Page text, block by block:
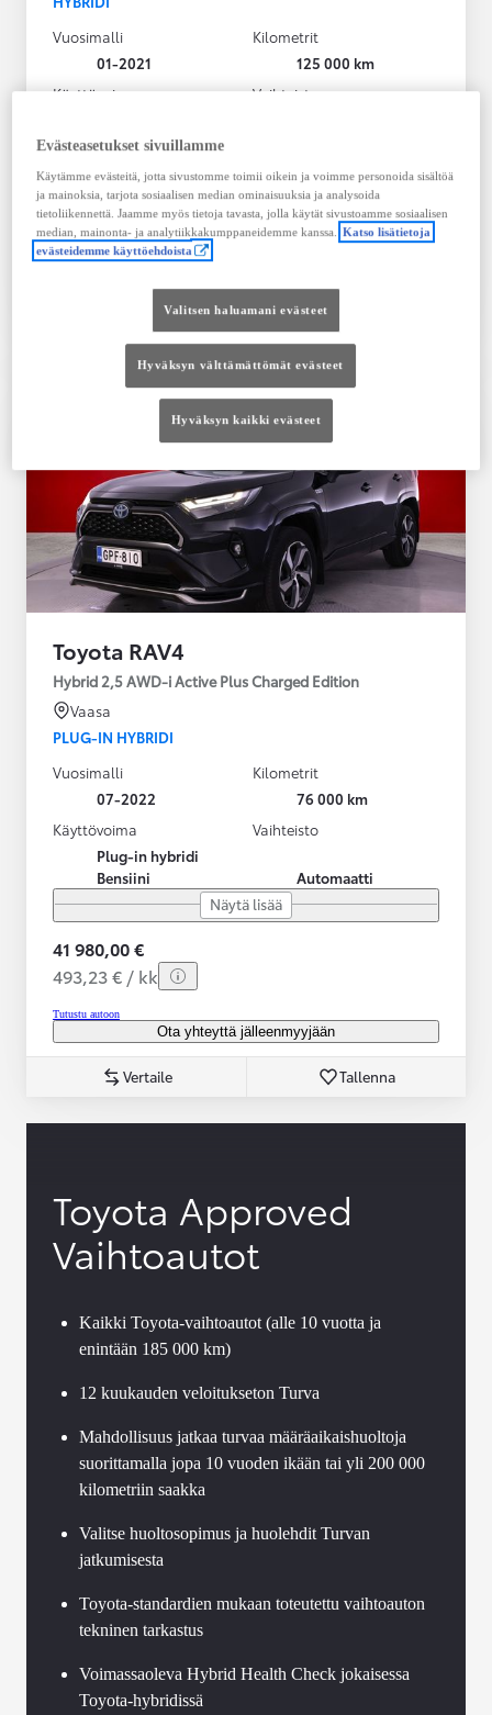
Vuosimalli
01-2021
Kilometrit
125 000 km
Käyttövoima
Vaihteisto
Näytä lisää
20 980,00 €
283,33 € / kk
Tutustu autoon
Vertaile
Toyota RAV4
Hybrid 2,5 AWD-i Active Plus Charged Edition
Vaasa
PLUG-IN HYBRIDI
Vuosimalli
07-2022
Kilometrit
76 000 km
Käyttövoima
Plug-in hybridi
Bensiini
Vaihteisto
Automaatti
Näytä lisää
41 980,00 €
493,23 € / kk
Tutustu autoon
Ota yhteyttä jälleenmyyjään
Vertaile Tallenna
Toyota Approved
Vaihtoautot
Kaikki Toyota-vaihtoautot (alle 10 vuotta ja
enintään 185 000 km)
12 kuukauden veloitukseton Turva
Mahdollisuus jatkaa turvaa määräaikaishuoltoja
suorittamalla jopa 10 vuoden ikään tai yli 200 000
kilometriin saakka
Valitse huoltosopimus ja huolehdit Turvan
jatkumisesta
Toyota-standardien mukaan toteutettu vaihtoauton
tekninen tarkastus
Voimassaoleva Hybrid Health Check jokaisessa
Toyota-hybridissä
Evästeasetukset sivuillamme
Käytämme evästeitä, jotta sivustomme toimii oikein ja voimme personoida sisältöä
ja mainoksia, tarjota sosiaalisen median ominaisuuksia ja analysoida
tietoliikennettä. Jaamme myös tietoja tavasta, jolla käytät sivustoamme sosiaalisen
median, mainonta- ja analytiikkakumppaneidemme kanssa. Katso lisätietoja
evästeidemme käyttöehdoista
Valitsen haluamani evästeet
Hyväksyn välttämättömät evästeet
Hyväksyn kaikki evästeet